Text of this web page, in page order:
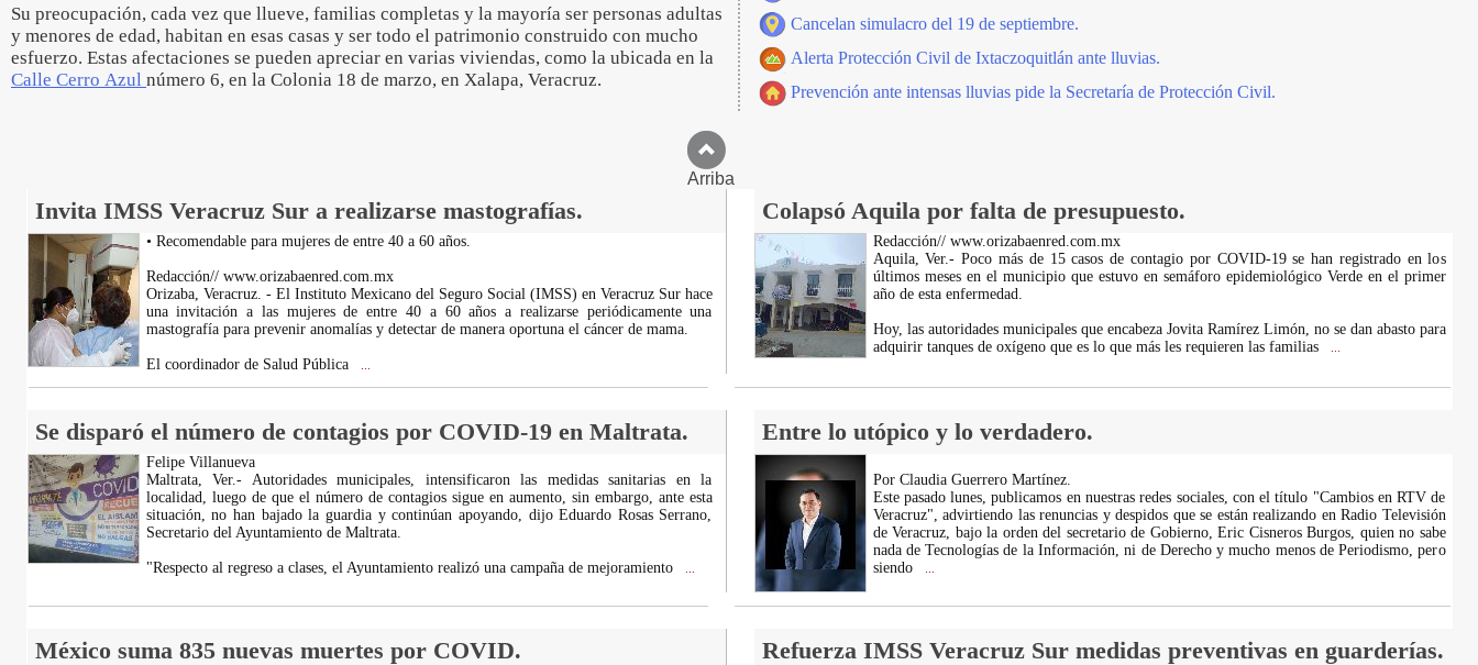
Su preocupación, cada vez que llueve, familias completas y la mayoría ser personas adultas
y menores de edad, habitan en esas casas y ser todo el patrimonio construido con mucho
esfuerzo. Estas afectaciones se pueden apreciar en varias viviendas, como la ubicada en la
Calle Cerro Azul número 6, en la Colonia 18 de marzo, en Xalapa, Veracruz.
Cancelan simulacro del 19 de septiembre.
Alerta Protección Civil de Ixtaczoquitlán ante lluvias.
Prevención ante intensas lluvias pide la Secretaría de Protección Civil.
Arriba
Invita IMSS Veracruz Sur a realizarse mastografías. Colapsó Aquila por falta de presupuesto.
• Recomendable para mujeres de entre 40 a 60 años.
Redacción// www.orizabaenred.com.mx
Orizaba, Veracruz. - El Instituto Mexicano del Seguro Social (IMSS) en Veracruz Sur hace
una invitación a las mujeres de entre 40 a 60 años a realizarse periódicamente una
mastografía para prevenir anomalías y detectar de manera oportuna el cáncer de mama.
El coordinador de Salud Pública
Redacción// www.orizabaenred.com.mx
Aquila, Ver.- Poco más de 15 casos de contagio por COVID-19 se han registrado en los
últimos meses en el municipio que estuvo en semáforo epidemiológico Verde en el primer
año de esta enfermedad.
Hoy, las autoridades municipales que encabeza Jovita Ramírez Limón, no se dan abasto para
adquirir tanques de oxígeno que es lo que más les requieren las familias
Se disparó el número de contagios por COVID-19 en Maltrata. Entre lo utópico y lo verdadero.
Felipe Villanueva
Maltrata, Ver.- Autoridades municipales, intensificaron las medidas sanitarias en la
localidad, luego de que el número de contagios sigue en aumento, sin embargo, ante esta
situación, no han bajado la guardia y continúan apoyando, dijo Eduardo Rosas Serrano,
Secretario del Ayuntamiento de Maltrata.
"Respecto al regreso a clases, el Ayuntamiento realizó una campaña de mejoramiento
Por Claudia Guerrero Martínez.
Este pasado lunes, publicamos en nuestras redes sociales, con el título "Cambios en RTV de
Veracruz", advirtiendo las renuncias y despidos que se están realizando en Radio Televisión
de Veracruz, bajo la orden del secretario de Gobierno, Eric Cisneros Burgos, quien no sabe
nada de Tecnologías de la Información, ni de Derecho y mucho menos de Periodismo, pero
siendo
México suma 835 nuevas muertes por COVID. Refuerza IMSS Veracruz Sur medidas preventivas en guarderías.